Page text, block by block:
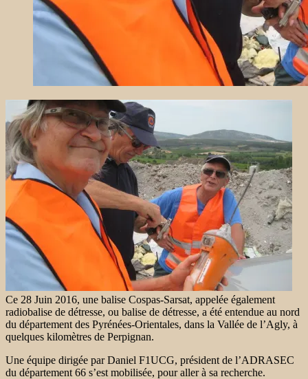
Ce 28 Juin 2016, une balise Cospas-Sarsat, appelée également
radiobalise de détresse, ou balise de détresse, a été entendue au nord
du département des Pyrénées-Orientales, dans la Vallée de l’Agly, à
quelques kilomètres de Perpignan.
Une équipe dirigée par Daniel F1UCG, président de l’ADRASEC
du département 66 s’est mobilisée, pour aller à sa recherche.